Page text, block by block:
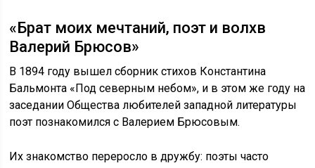
«Брат моих мечтаний, поэт и волхв
Валерий Брюсов»
В 1894 году вышел сборник стихов Константина
Бальмонта «Под северным небом», и в этом же году на
заседании Общества любителей западной литературы
поэт познакомился с Валерием Брюсовым.
Их знакомство переросло в дружбу: поэты часто